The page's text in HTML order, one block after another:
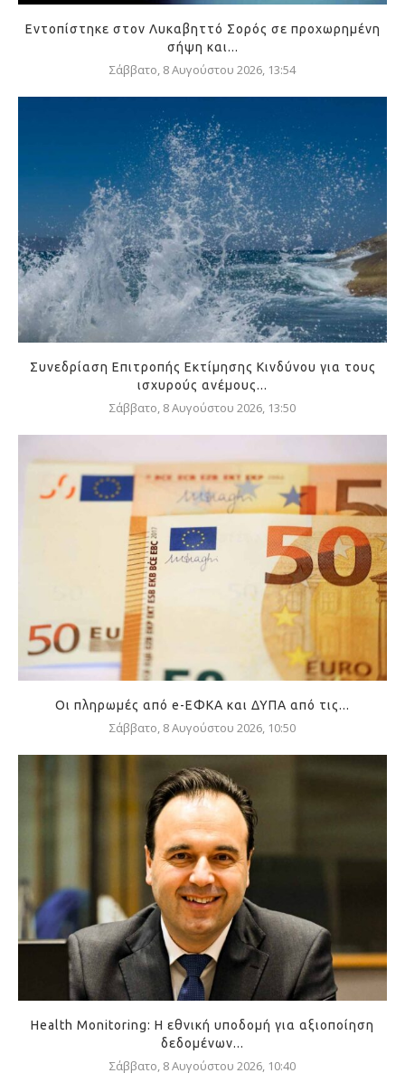
Εντοπίστηκε στον Λυκαβηττό Σορός σε προχωρημένη
σήψη και...
Σάββατο, 8 Αυγούστου 2026, 13:54
Συνεδρίαση Επιτροπής Εκτίμησης Κινδύνου για τους
ισχυρούς ανέμους...
Σάββατο, 8 Αυγούστου 2026, 13:50
Οι πληρωμές από e-ΕΦΚΑ και ΔΥΠΑ από τις...
Σάββατο, 8 Αυγούστου 2026, 10:50
Health Monitoring: Η εθνική υποδομή για αξιοποίηση
δεδομένων...
Σάββατο, 8 Αυγούστου 2026, 10:40